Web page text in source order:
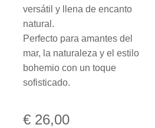
versátil y llena de encanto
natural.
Perfecto para amantes del
mar, la naturaleza y el estilo
bohemio con un toque
sofisticado.
€ 26,00